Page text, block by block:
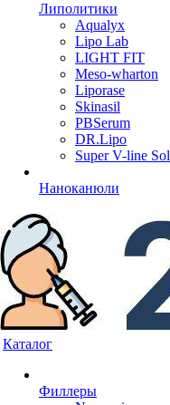
Липолитики
Aqualyx
Lipo Lab
LIGHT FIT
Meso-wharton
Liporase
Skinasil
PBSerum
DR.Lipo
Super V-line Sol
Наноканюли
Каталог
Филлеры